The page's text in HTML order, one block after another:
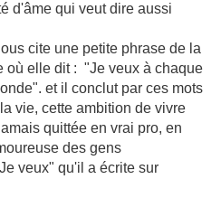
d'âme qui veut dire aussi
cite une petite phrase de la
où elle dit : "Je veux à chaque
et il conclut par ces mots
vie, cette ambition de vivre
quittée en vrai pro, en
des gens
veux" qu'il a écrite sur